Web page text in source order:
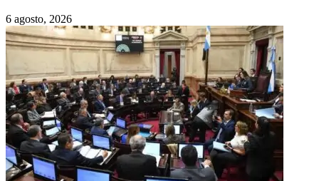
6 agosto, 2026